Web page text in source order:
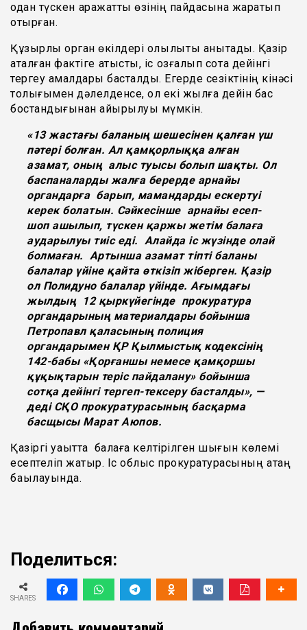
одан түскен қаражатты өзінің пайдасына жаратып
отырған.
Құзырлы орган өкілдері олқылықты анықтады. Қазір
аталған фактіге қатысты, іс қозғалып сотқа дейінгі
тергеу амалдары басталды. Егерде сезіктінің кінәсі
толығымен дәлелденсе, ол екі жылға дейін бас
бостандығынан айырылуы мүмкін.
«13 жастағы баланың шешесінен қалған үш
пәтері болған. Ал қамқорлыққа алған
азамат, оның алыс туысы болып шақты. Ол
баспаналарды жалға берерде арнайы
органдарға барып, мамандарды ескертуі
керек болатын. Сәйкесінше арнайы есеп-
шоп ашылып, түскен қаржы жетім балаға
аударылуы тиіс еді. Алайда іс жүзінде олай
болмаған. Артынша азамат тіпті баланы
балалар үйіне қайта өткізіп жіберген. Қазір
ол Полидуно балалар үйінде. Ағымдағы
жылдың 12 қыркүйегінде прокуратура
органдарының материалдары бойынша
Петропавл қаласының полиция
органдарымен ҚР Қылмыстық кодексінің
142-бабы «Қорғаншы немесе қамқоршы
құқықтарын терiс пайдалану» бойынша
сотқа дейінгі тергеп-тексеру басталды», —
деді СҚО прокуратурасының басқарма
басщысы Марат Аюпов.
Қазіргі уақытта балаға келтірілген шығын көлемі
есептеліп жатыр. Іс облыс прокуратурасының қатаң
бақылауында.
Поделиться:
SHARES